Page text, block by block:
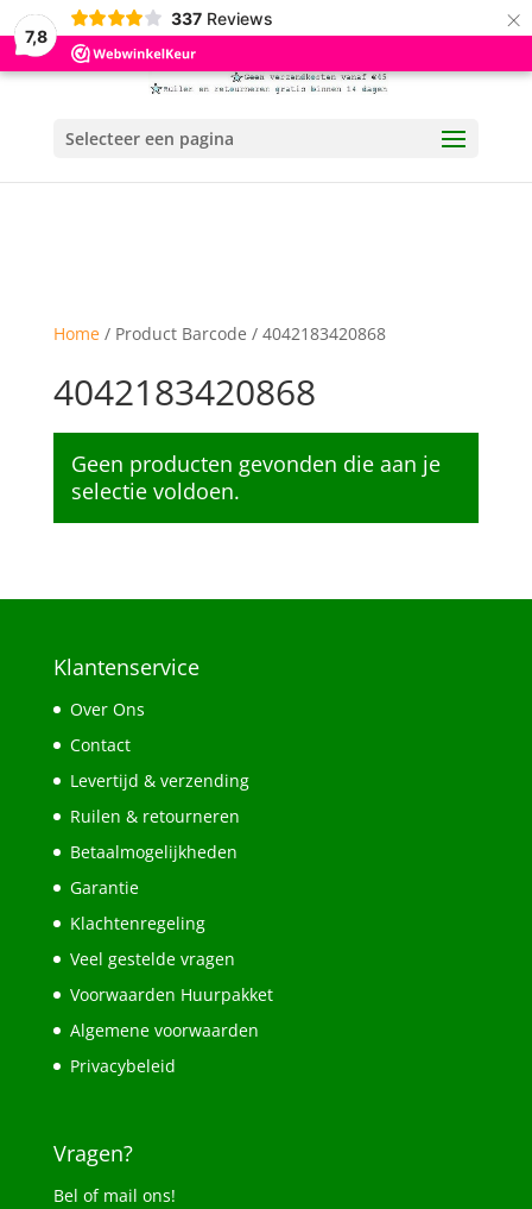
7,8
337 Reviews ×
Selecteer een pagina
Home/ Product Barcode / 4042183420868
4042183420868
Geen producten gevonden die aan je
selectie voldoen.
Klantenservice
Over Ons
Contact
Levertijd & verzending
Ruilen & retourneren
Betaalmogelijkheden
Garantie
Klachtenregeling
Veel gestelde vragen
Voorwaarden Huurpakket
Algemene voorwaarden
Privacybeleid
Vragen?
Bel of mail ons!